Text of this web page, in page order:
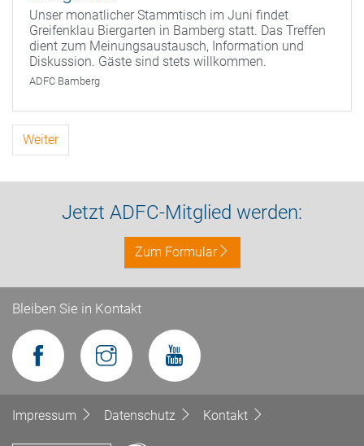
Unser monatlicher Stammtisch im Juni findet
Greifenklau Biergarten in Bamberg statt. Das Treffen
dient zum Meinungsaustausch, Information und
Diskussion. Gäste sind stets willkommen.
ADFC Bamberg
Weiter
Jetzt ADFC-Mitglied werden:
Zum Formular
Bleiben Sie in Kontakt
Impressum Datenschutz Kontakt